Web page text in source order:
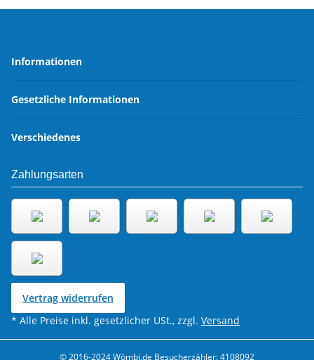
Informationen
Gesetzliche Informationen
Verschiedenes
Zahlungsarten
Vertrag widerrufen
* Alle Preise inkl. gesetzlicher USt., zzgl. Versand
© 2016-2024 Wömbi.de Besucherzähler: 4108092